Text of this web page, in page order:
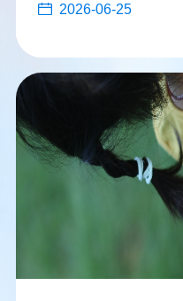
2026-06-25